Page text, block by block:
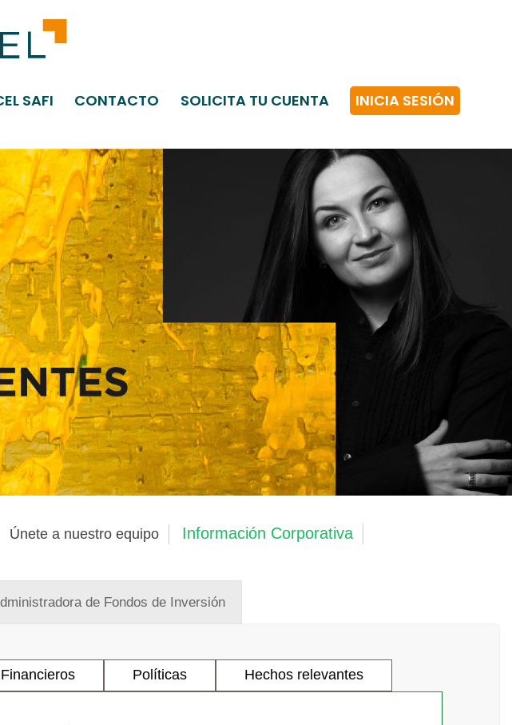
SAFI CONTACTO SOLICITA TU CUENTA INICIA SESIÓN
Únete a nuestro equipo Información Corporativa
de Fondos de Inversión
Políticas Hechos relevantes